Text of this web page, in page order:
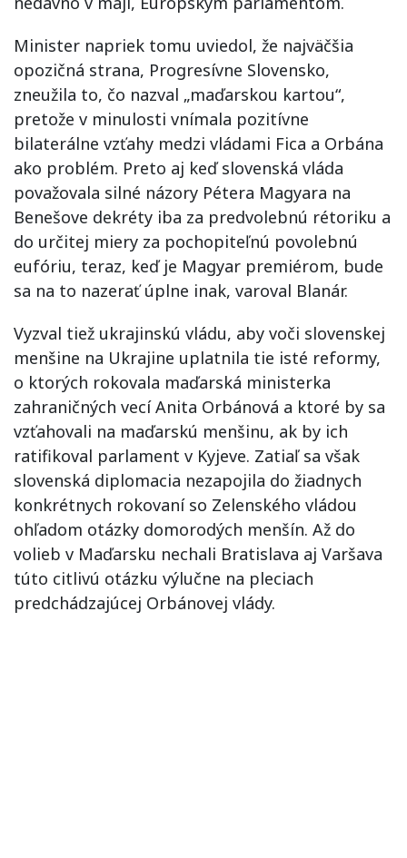
Minister napriek tomu uviedol, že najväčšia
opozičná strana, Progresívne Slovensko,
zneužila to, čo nazval „maďarskou kartou“,
pretože v minulosti vnímala pozitívne
bilaterálne vzťahy medzi vládami Fica a Orbána
ako problém. Preto aj keď slovenská vláda
považovala silné názory Pétera Magyara na
Benešove dekréty iba za predvolebnú rétoriku a
do určitej miery za pochopiteľnú povolebnú
eufóriu, teraz, keď je Magyar premiérom, bude
sa na to nazerať úplne inak, varoval Blanár.
Vyzval tiež ukrajinskú vládu, aby voči slovenskej
menšine na Ukrajine uplatnila tie isté reformy,
o ktorých rokovala maďarská ministerka
zahraničných vecí Anita Orbánová a ktoré by sa
vzťahovali na maďarskú menšinu, ak by ich
ratifikoval parlament v Kyjeve. Zatiaľ sa však
slovenská diplomacia nezapojila do žiadnych
konkrétnych rokovaní so Zelenského vládou
ohľadom otázky domorodých menšín. Až do
volieb v Maďarsku nechali Bratislava aj Varšava
túto citlivú otázku výlučne na pleciach
predchádzajúcej Orbánovej vlády.